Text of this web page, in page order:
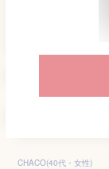
CHACO(40代・女性)